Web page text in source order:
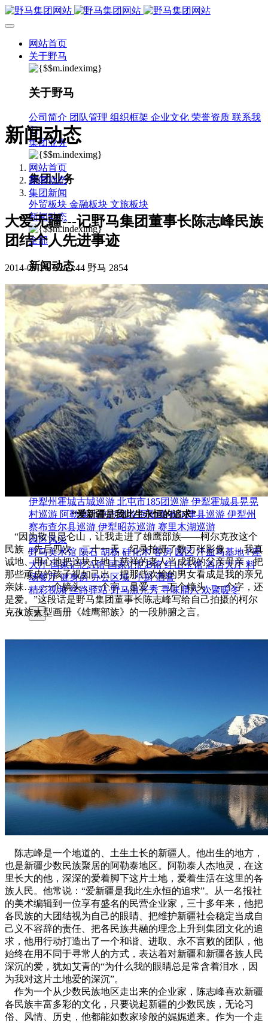
网站首页
关于野马
关于野马
公司简介 团队管理 组织框架 企业文化 荣誉资质 联系我
们
集团业务
集团业务
外贸板块 金融板块 文旅板块
新闻动态
全部
新闻动态
集团新闻 媒体报道
往来名人
人才招聘
人才招聘
人才理念
人才招聘
社会招聘 校园招聘
视觉文化
全部
视觉文化
汗血马助力新疆文旅
伊犁州霍城古城巡游 北屯市185团巡游 伊犁霍城县晃晃
村巡游 阿勒泰北屯市巡游 阿勒泰布尔津县巡游 伊犁州
察布查尔县巡游 伊犁昭苏巡游 赛里木湖巡游
园区风采
野马美术馆 陨石 胡杨 硅化木 客房 园区 汗血马基地 F座
大厅 国家记忆A馆 国家记忆B馆 红山玉馆 酒店大厅 料
场餐厅 健身房 办公区域 小厨 酒窖
精彩视频 丝路驿站·野马激光秀 寻味腊八 欢聚暖冬
繁
新闻动态
网站首页
新闻动态
集团新闻
大爱无疆---记野马集团董事长陈志峰民族
团结个人先进事迹
2014-05-26 16:59:44 野马 2854
“爱新疆是我此生永恒的追求”
“因为敬畏昆仑山，让我走进了雄鹰部族——柯尔克孜这个
民族，先后四次、二十一天，纪录拍摄了数万张影像……我真
诚地、用心地把这块土地上慈祥的老人当成我的父亲母亲，把
那些顽皮的孩子视如己出，把那些欢愉的男女看成是我的亲兄
亲妹……一个镜头，一个字，是爱；一万个镜头，一个字，还
是爱。”这段话是野马集团董事长陈志峰写给自己拍摄的柯尔
克孜族大型画册《雄鹰部族》的一段肺腑之言。
陈志峰是一个地道的、土生土长的新疆人。他出生的地方，
也是新疆少数民族聚居的阿勒泰地区。阿勒泰人杰地灵，在这
里长大的他，深深的爱着脚下这片土地，爱着生活在这里的各
族人民。他常说：“爱新疆是我此生永恒的追求”。从一名报社
的美术编辑到一位享有盛名的民营企业家，三十多年来，他把
各民族的大团结视为自己的眼睛、把维护新疆社会稳定当成自
己义不容辞的责任、把各民族共融的理念上升到集团文化的追
求，他用行动打造出了一个和谐、进取、永不言败的团队，他
始终在用不同于寻常人的方式，表达着对新疆和新疆各族人民
深沉的爱，犹如艾青的“为什么我的眼睛总是常含着泪水，因
为我对这片土地爱的深沉”。
作为一个从少数民族地区走出来的企业家，陈志峰喜欢新疆
各民族丰富多彩的文化，只要说起新疆的少数民族，无论习
俗、风情、历史，他都能如数家珍般的娓娓道来。作为一个走